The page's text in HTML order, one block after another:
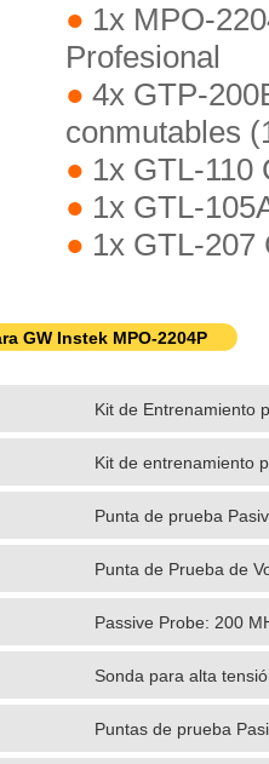
1x MPO-
Profesional
4x GTP-
conmutables
1x GTL-110
1x GTL-
1x GTL-207
GW Instek MPO-2204P
Kit de Entrenamiento
Kit de entrenamiento
Punta de prueba
Punta de Prueba de
Passive Probe: 200
Sonda para alta
Puntas de prueba